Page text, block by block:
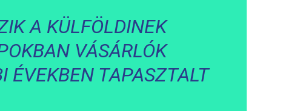
A KÜLFÖLDINEK
VÁSÁRLÓK
ÉVEKBEN TAPASZTALT